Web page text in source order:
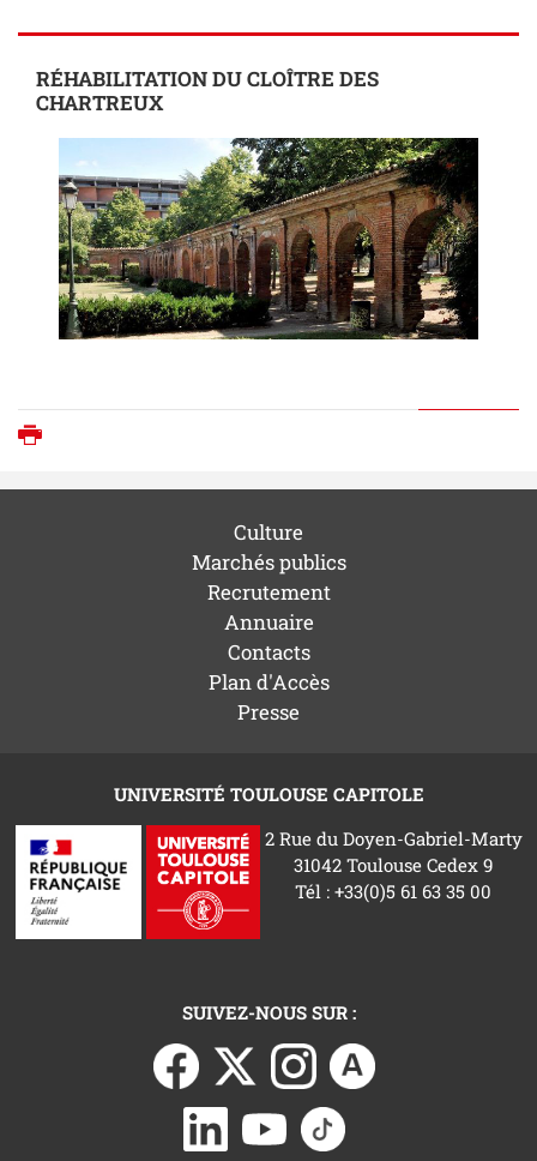
RÉHABILITATION DU CLOÎTRE DES
CHARTREUX
Culture
Marchés publics
Recrutement
Annuaire
Contacts
Plan d'Accès
Presse
UNIVERSITÉ TOULOUSE CAPITOLE
2 Rue du Doyen-Gabriel-Marty
31042 Toulouse Cedex 9
Tél : +33(0)5 61 63 35 00
SUIVEZ-NOUS SUR :